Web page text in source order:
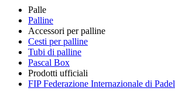
Palle
Palline
Accessori per palline
Cesti per palline
Tubi di palline
Pascal Box
Prodotti ufficiali
FIP Federazione Internazionale di Padel